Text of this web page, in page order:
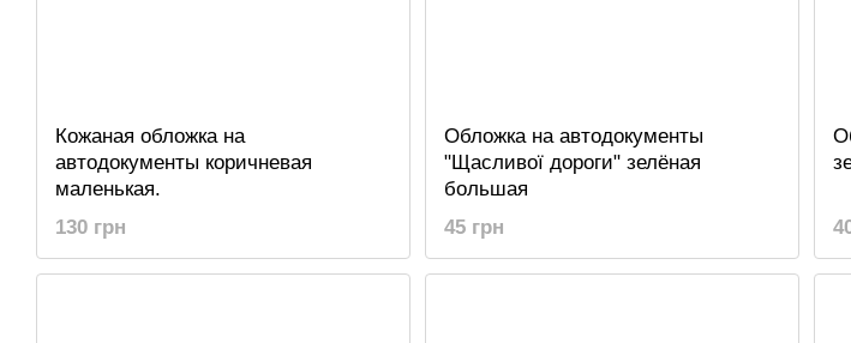
Кожаная обложка на
автодокументы коричневая
маленькая.
130 грн
Обложка на автодокументы
"Щасливої дороги" зелёная
большая
45 грн